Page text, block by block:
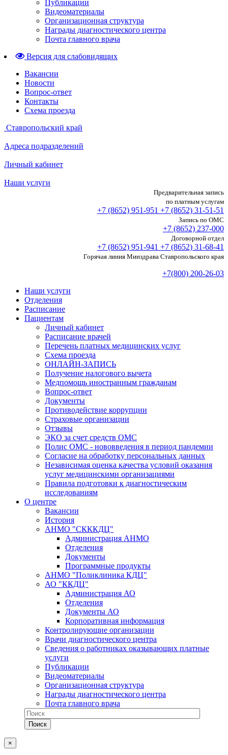
Публикации
Видеоматериалы
Организационная структура
Награды диагностического центра
Почта главного врача
Версия для слабовидящих
Вакансии
Новости
Вопрос-ответ
Контакты
Схема проезда
Ставропольский край
Адреса подразделений
Личный кабинет
Наши услуги
Предварительная запись
по платным услугам
+7 (8652) 951-951 +7 (8652) 31-51-51
Запись по ОМС
+7 (8652) 237-000
Договорной отдел
+7 (8652) 951-941 +7 (8652) 31-68-41
Горячая линия Минздрава Ставропольского края
+7(800) 200-26-03
Наши услуги
Отделения
Расписание
Пациентам
Личный кабинет
Расписание врачей
Перечень платных медицинских услуг
Схема проезда
ОНЛАЙН-ЗАПИСЬ
Получение налогового вычета
Медпомощь иностранным гражданам
Вопрос-ответ
Документы
Противодействие коррупции
Страховые организации
Отзывы
ЭКО за счет средств ОМС
Полис ОМС - нововведения в период пандемии
Согласие на обработку персональных данных
Независимая оценка качества условий оказания
услуг медицинскими организациями
Правила подготовки к диагностическим
исследованиям
О центре
Вакансии
История
АНМО "СКККДЦ"
Администрация АНМО
Отделения
Документы
Программные продукты
АНМО "Поликлиника КДЦ"
АО "ККДЦ"
Администрация АО
Отделения
Документы АО
Корпоративная информация
Контролирующие организации
Врачи диагностического центра
Сведения о работниках оказывающих платные
услуги
Публикации
Видеоматериалы
Организационная структура
Награды диагностического центра
Почта главного врача
×